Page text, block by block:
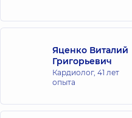
Яценко Виталий
Григорьевич
Кардиолог, 41 лет
опыта